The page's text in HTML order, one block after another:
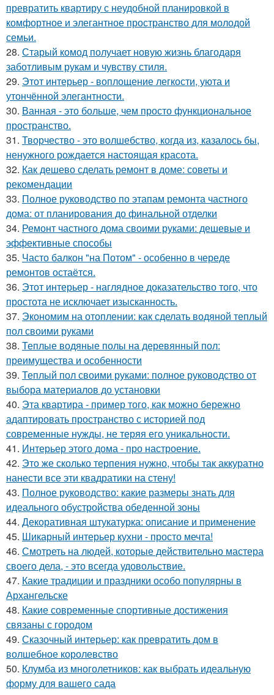
превратить квартиру с неудобной планировкой в
комфортное и элегантное пространство для молодой
семьи.
28. Старый комод получает новую жизнь благодаря
заботливым рукам и чувству стиля.
29. Этот интерьер - воплощение легкости, уюта и
утончённой элегантности.
30. Ванная - это больше, чем просто функциональное
пространство.
31. Творчество - это волшебство, когда из, казалось бы,
ненужного рождается настоящая красота.
32. Как дешево сделать ремонт в доме: советы и
рекомендации
33. Полное руководство по этапам ремонта частного
дома: от планирования до финальной отделки
34. Ремонт частного дома своими руками: дешевые и
эффективные способы
35. Часто балкон "на Потом" - особенно в череде
ремонтов остаётся.
36. Этот интерьер - наглядное доказательство того, что
простота не исключает изысканность.
37. Экономим на отоплении: как сделать водяной теплый
пол своими руками
38. Теплые водяные полы на деревянный пол:
преимущества и особенности
39. Теплый пол своими руками: полное руководство от
выбора материалов до установки
40. Эта квартира - пример того, как можно бережно
адаптировать пространство с историей под
современные нужды, не теряя его уникальности.
41. Интерьер этого дома - про настроение.
42. Это же сколько терпения нужно, чтобы так аккуратно
нанести все эти квадратики на стену!
43. Полное руководство: какие размеры знать для
идеального обустройства обеденной зоны
44. Декоративная штукатурка: описание и применение
45. Шикарный интерьер кухни - просто мечта!
46. Смотреть на людей, которые действительно мастера
своего дела, - это всегда удовольствие.
47. Какие традиции и праздники особо популярны в
Архангельске
48. Какие современные спортивные достижения
связаны с городом
49. Сказочный интерьер: как превратить дом в
волшебное королевство
50. Клумба из многолетников: как выбрать идеальную
форму для вашего сада